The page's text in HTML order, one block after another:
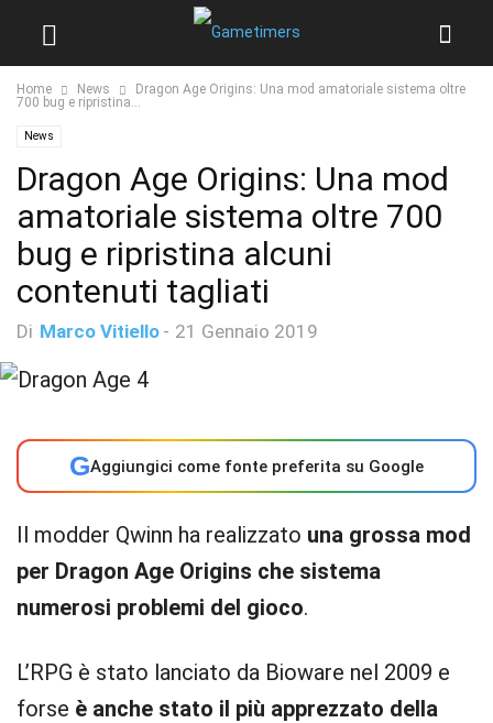
Home News
Dragon Age Origins: Una mod amatoriale sistema oltre
700 bug e ripristina...
News
Dragon Age Origins: Una mod
amatoriale sistema oltre 700
bug e ripristina alcuni
contenuti tagliati
Di Marco Vitiello - 21 Gennaio 2019
GAggiungici come fonte preferita su Google
Il modder Qwinn ha realizzato una grossa mod
per Dragon Age Origins che sistema
numerosi problemi del gioco.
L’RPG è stato lanciato da Bioware nel 2009 e
forse è anche stato il più apprezzato della